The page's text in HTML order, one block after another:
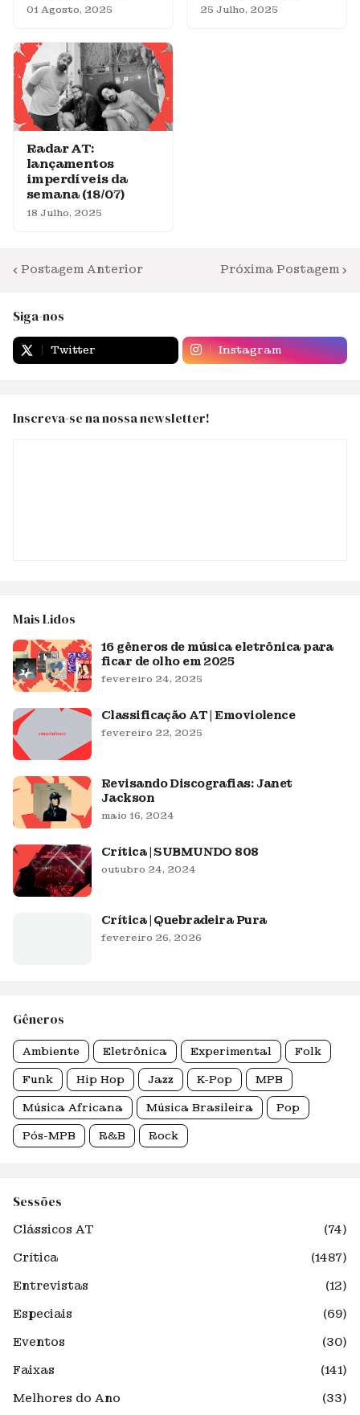
01 Agosto, 2025 25 Julho, 2025
Radar AT:
lançamentos
imperdíveis da
semana (18/07)
18 Julho, 2025
Postagem Anterior Próxima Postagem
Siga-nos
Twitter Instagram
Inscreva-se na nossa newsletter!
Mais Lidos
16 gêneros de música eletrônica para
ficar de olho em 2025
fevereiro 24, 2025
Classificação AT | Emoviolence
fevereiro 22, 2025
Revisando Discografias: Janet
Jackson
maio 16, 2024
Crítica | SUBMUNDO 808
outubro 24, 2024
Crítica | Quebradeira Pura
fevereiro 26, 2026
Gêneros
Ambiente Eletrônica Experimental Folk
Funk Hip Hop Jazz K-Pop MPB
Música Africana Música Brasileira Pop
Pós-MPB R&B Rock
Sessões
Clássicos AT
(74)
Crítica
(1487)
Entrevistas
(12)
Especiais
(69)
Eventos
(30)
Faixas
(141)
Melhores do Ano
(33)